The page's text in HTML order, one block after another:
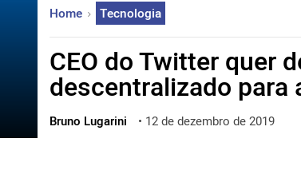
한국어
العربية
ไทย
ქართული
Home Tecnologia
CEO do Twitter quer
descentralizado
Bruno Lugarini • 12 de dezembro de 2019